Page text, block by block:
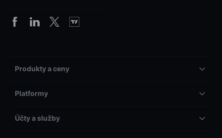
Produkty a ceny
Platformy
Účty a služby